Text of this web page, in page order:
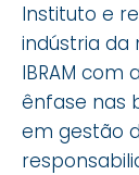
Instituto e
indústria
IBRAM com
ênfase nas
em gestão